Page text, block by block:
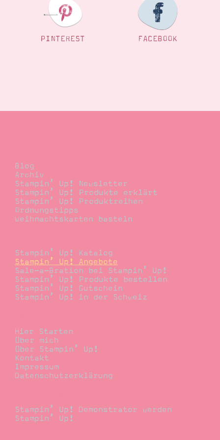
PINTEREST FACEBOOK
Blog
Archiv
Stampin’ Up! Newsletter
Stampin’ Up! Produkte erklärt
Stampin’ Up! Produktreihen
Ordnungstipps
Weihnachtskarten basteln
Stampin’ Up! Katalog
Stampin’ Up! Angebote
Sale-a-Bration bei Stampin’ Up!
Stampin’ Up! Produkte bestellen
Stampin’ Up! Gutschein
Stampin’ Up! in der Schweiz
Hier Starten
Über mich
Über Stampin’ Up!
Kontakt
Impressum
Datenschutzerklärung
Stampin’ Up! Demonstrator werden
Stampin’ Up!